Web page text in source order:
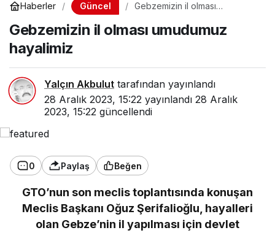
Haberler Güncel
Gebzemizin il olması
Gebzemizin il olması umudumuz
hayalimiz
Yalçın Akbulut tarafından yayınlandı
28 Aralık 2023, 15:22 yayınlandı 28 Aralık
2023, 15:22 güncellendi
0 Paylaş Beğen
GTO’nun son meclis toplantısında konuşan
Meclis Başkanı Oğuz Şerifalioğlu, hayalleri
olan Gebze’nin il yapılması için devlet